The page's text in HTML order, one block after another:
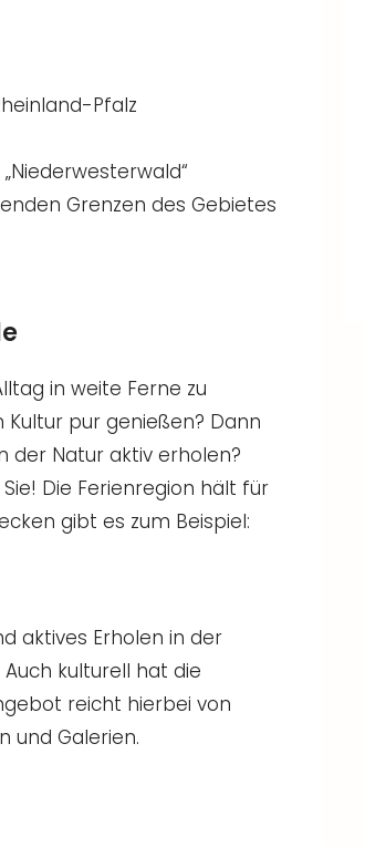
Pfalz
Grenzen des Gebietes
in weite Ferne zu
pur genießen? Dann
der Natur aktiv erholen?
Die Ferienregion hält für
gibt es zum Beispiel:
aktives Erholen in der
kulturell hat die
reicht hierbei von
und Galerien.